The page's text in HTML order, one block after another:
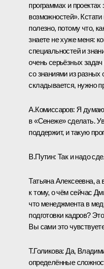
программах и
возможностей».
полезно, потому что,
знаете не хуже меня:
специальностей и
очень серьёзных
со знаниями из разных
складывается, нужно
А.Комиссаров: Я
в «Сенеже» сделать.
поддержит, и такую
В.Путин: Так и надо
Татьяна Алексеевна,
к тому, о чём сейчас
что менеджмента в
подготовки кадров?
Вы сами это
Т.Голикова: Да,
определённые